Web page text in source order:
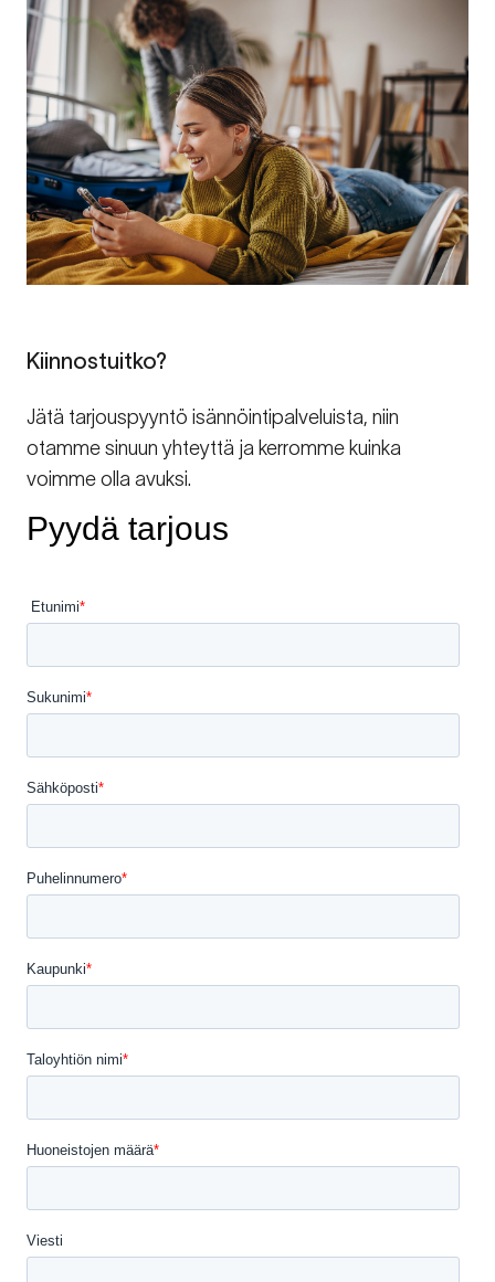
Kiinnostuitko?
Jätä tarjouspyyntö isännöintipalveluista, niin
otamme sinuun yhteyttä ja kerromme kuinka
voimme olla avuksi.